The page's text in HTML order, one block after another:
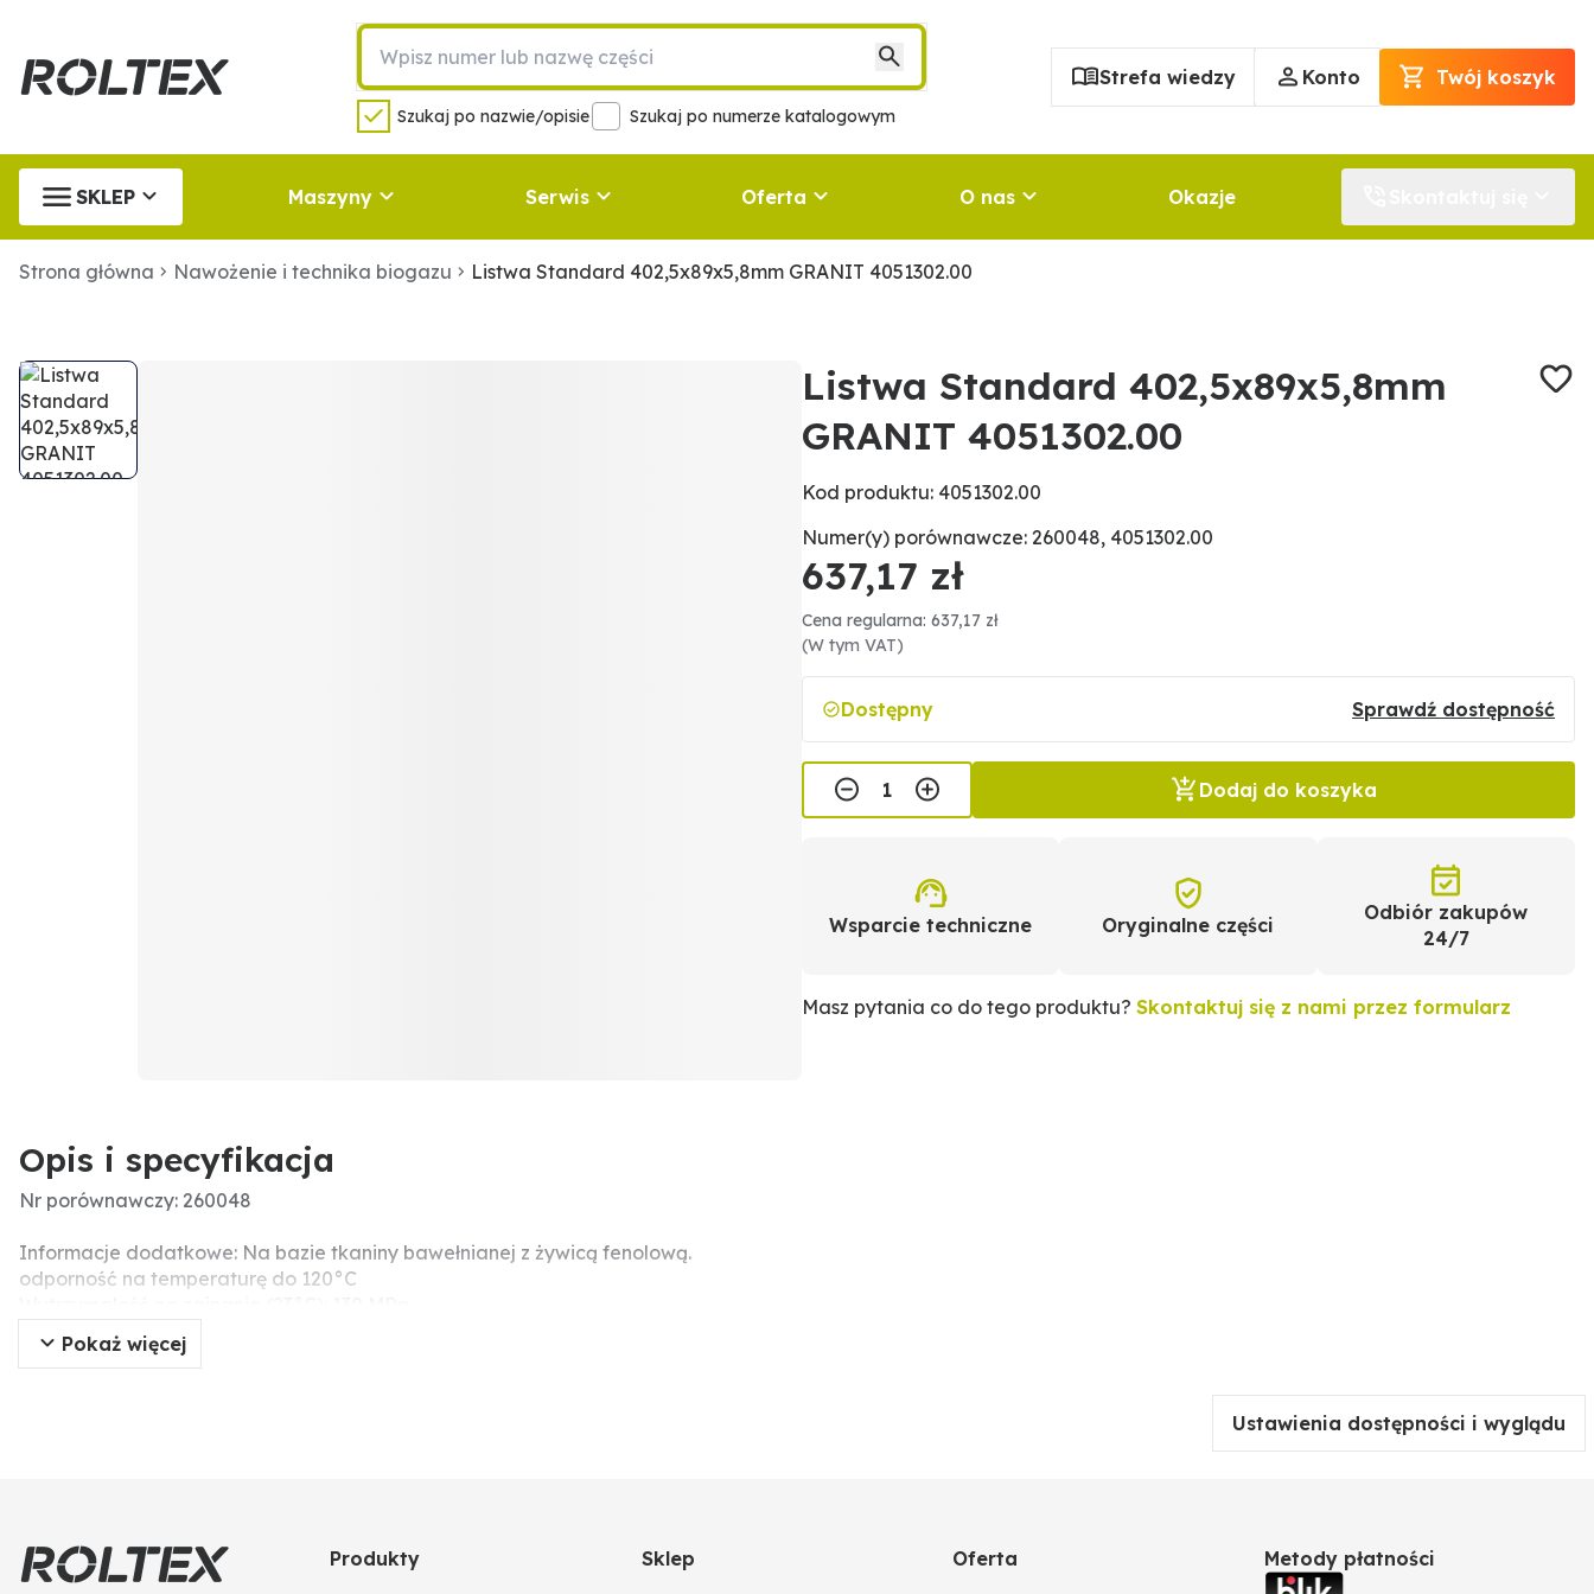
Szukaj po nazwie/opisie Szukaj po numerze katalogowym
Strefa wiedzy Konto Twój koszyk
SKLEP Maszyny Serwis Oferta O nas Okazje
Strona główna Nawożenie i technika biogazu Listwa Standard 402,5x89x5,8mm GRANIT 4051302.00
Listwa Standard 402,5x89x5,8mm
GRANIT 4051302.00
Kod produktu: 4051302.00
Numer(y) porównawcze: 260048, 4051302.00
637,17 zł
Cena regularna: 637,17 zł
(W tym VAT)
Dostępny Sprawdź dostępność
Dodaj do koszyka
Wsparcie techniczne Oryginalne części
Odbiór zakupów
24/7
Masz pytania co do tego produktu? Skontaktuj się z nami przez formularz
Opis i specyfikacja
Nr porównawczy: 260048
Informacje dodatkowe: Na bazie tkaniny bawełnianej z żywicą fenolową.
odporność na temperaturę do 120°C
Odporność na uderzenia: 30 kJ/m²
Wytrzymałość na ściskanie: 170 MPa
Wersja: standard
Pokaż więcej
Ustawienia dostępności i wyglądu
Produkty Sklep Oferta Metody płatności